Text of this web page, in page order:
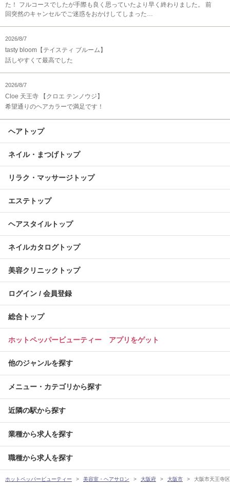
た！ フルコースでしたが手際も良く思っていたより早く終わりました。 前
回突然のキャンセルでご迷惑をおかけしてしまった…
2026/8/7
tasty bloom【テイスティ ブルーム】
話しやすくて最高でした
2026/8/7
Cloe 天王寺 【クロエ テンノウジ】
希望通りのヘアカラーで満足です！
ヘアトップ
ネイル・まつげトップ
リラク・マッサージトップ
エステトップ
ヘアスタイルトップ
ネイルカタログトップ
美容クリニックトップ
ログイン / 会員登録
総合トップ
ホットペッパービューティー アプリをゲット
他のジャンルを探す
メニュー・カテゴリから探す
近隣の駅から探す
業種から求人を探す
職種から求人を探す
ホットペッパービューティー 美容室・ヘアサロン 大阪府 大阪市 大阪市天王寺区